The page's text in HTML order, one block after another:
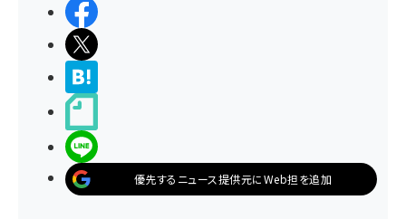
優先するニュース提供元にWeb担を追加